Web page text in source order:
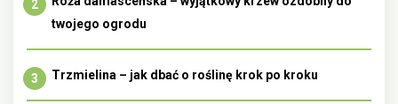
twojego ogrodu
Trzmielina – jak dbać o roślinę krok po kroku